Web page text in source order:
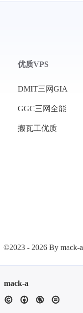
优质VPS
DMIT三网GIA
GGC三网全能
搬瓦工优质
©2023 - 2026 By mack-a
mack-a